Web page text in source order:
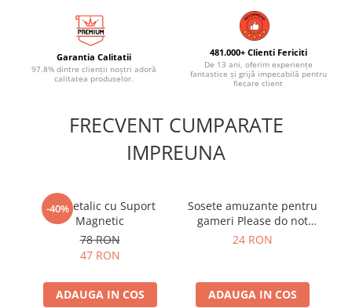
Garantia Calitatii
97.8% dintre clienții noștri adoră
calitatea produselor.
481.000+ Clienti Fericiti
De 13 ani, oferim experiențe
fantastice și grijă impecabilă pentru
fiecare client
FRECVENT CUMPARATE
IMPREUNA
-40%
Pix Metalic cu Suport
Magnetic
78 RON
47 RON
ADAUGA IN COS
Sosete amuzante pentru
gameri Please do not
disturb
24 RON
ADAUGA IN COS